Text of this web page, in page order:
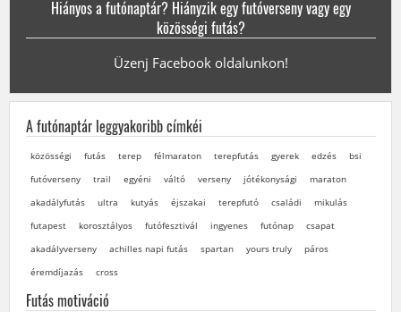
Hiányos a futónaptár? Hiányzik egy futóverseny vagy egy
közösségi futás?
Üzenj Facebook oldalunkon!
A futónaptár leggyakoribb címkéi
közösségi futás terep félmaraton terepfutás gyerek edzés
bsi
futóverseny
trail egyéni váltó verseny jótékonysági
maraton
akadályfutás
ultra kutyás éjszakai terepfutó családi
mikulás
futapest
korosztályos futófesztivál ingyenes futónap
csapat
akadályverseny
achilles napi futás spartan yours truly
páros
éremdíjazás
cross
Futás motiváció